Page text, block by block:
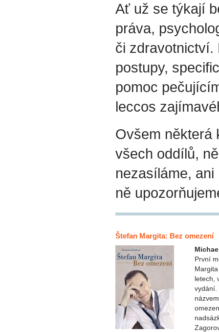
Ať už se týkají
práva,
či zdravotnictví.
postupy,
pomoc
leccos
Ovšem některá
všech oddílů,
nezasíláme,
ně
Štefan Margita: Bez omezení
První
letech,
vydání.